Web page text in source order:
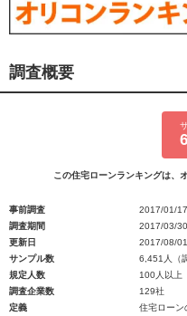
調査概要
この住宅ローンランキングは、
事前調査
2017/01/
調査期間
2017/03/
更新日
2017/08/01
サンプル数
6,451人（
規定人数
100人以上
調査企業数
129社
定義
住宅ローン